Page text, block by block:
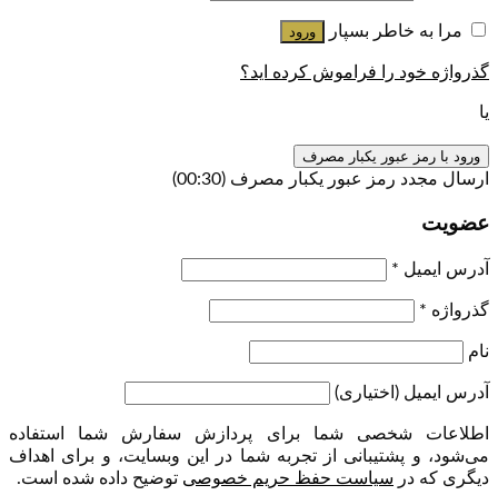
مرا به خاطر بسپار ورود
گذرواژه خود را فراموش کرده اید؟
یا
ورود با رمز عبور یکبار مصرف
ارسال مجدد رمز عبور یکبار مصرف (00:
30
)
عضویت
آدرس ایمیل *
گذرواژه *
نام
آدرس ایمیل (اختیاری)
اطلاعات شخصی شما برای پردازش سفارش شما استفاده
می‌شود، و پشتیبانی از تجربه شما در این وبسایت، و برای اهداف
دیگری که در سیاست حفظ حریم خصوصی توضیح داده شده است.